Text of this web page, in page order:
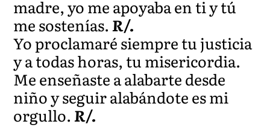
madre, yo me apoyaba en ti y tú
me sostenías.R/.
Yo proclamaré siempre tu justicia
y a todas horas, tu misericordia.
Me enseñaste a alabarte desde
niño y seguir alabándote es mi
orgullo.R/.